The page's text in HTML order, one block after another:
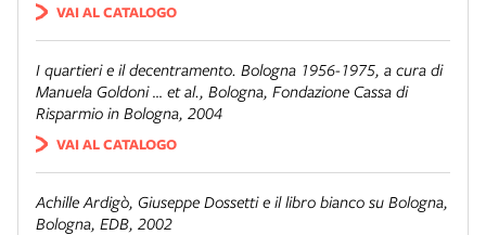
VAI AL CATALOGO
I quartieri e il decentramento. Bologna 1956-1975, a cura di
Manuela Goldoni … et al., Bologna, Fondazione Cassa di
Risparmio in Bologna, 2004
VAI AL CATALOGO
Achille Ardigò, Giuseppe Dossetti e il libro bianco su Bologna,
Bologna, EDB, 2002